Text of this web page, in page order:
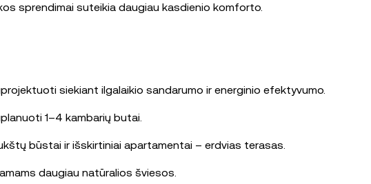
sprendimai suteikia daugiau kasdienio komforto.
siekiant ilgalaikio sandarumo ir energinio efektyvumo.
1–4 kambarių butai.
būstai ir išskirtiniai apartamentai – erdvias terasas.
daugiau natūralios šviesos.